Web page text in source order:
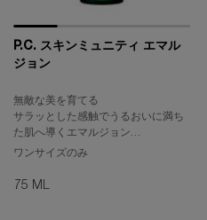
P.C. スキンミュニティ エマル
ジョン
無敵な美を育てる
サラッとした感触でうるおいに満ち
た肌へ導くエマルジョン
ディフェンスしながらなめらかな質
ワンサイズのみ
75 ML